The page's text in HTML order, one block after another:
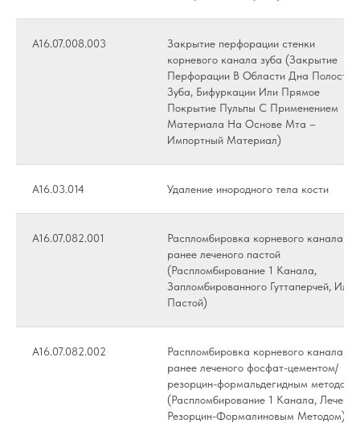
А16.07.008.003
Закрытие перфорации стенки
корневого канала зуба (Закрытие
Перфорации В Области Дна Полости
Зуба, Бифуркации Или Прямое
Покрытие Пульпы С Применением
Материала На Основе Мта –
Импортный Материал)
А16.03.014 Удаление инородного тела кости
А16.07.082.001
Распломбировка корневого канала
ранее леченого пастой
(Распломбирование 1 Канала,
Запломбированного Гуттаперчей, Или
Пастой)
А16.07.082.002
Распломбировка корневого канала
ранее леченого фосфат-цементом/
резорцин-формальдегидным методом
(Распломбирование 1 Канала, Лечение
Резорцин-Формалиновым Методом)